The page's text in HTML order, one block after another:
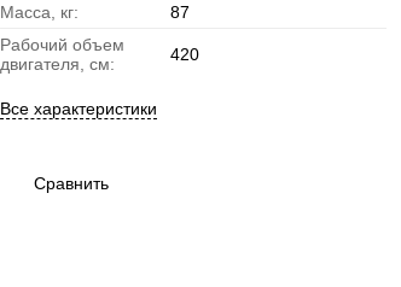
Масса, кг:
87
Рабочий объем
двигателя, см:
420
Все характеристики
Сравнить